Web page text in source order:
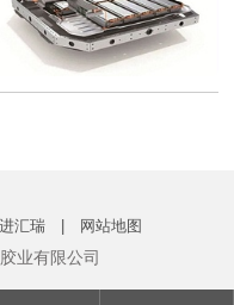
汇瑞 网站地图
业有限公司